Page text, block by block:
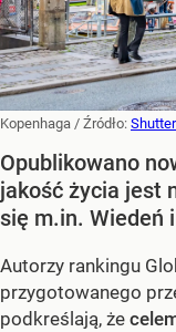
Kopenhaga / Źródło:
Opublikowano
jakość życia jest
się m.in. Wiedeń
Autorzy rankingu
przygotowanego
podkreślają, że